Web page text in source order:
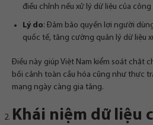
điều chỉnh nếu xử lý dữ liệu của công
Lý do: Đảm bảo quyền lợi người
quốc tế, tăng cường quản lý dữ liệu
Điều này giúp Việt Nam kiểm soát chặt
bối cảnh toàn cầu hóa cũng như thực
mạng ngày càng gia tăng.
Khái niệm dữ liệu